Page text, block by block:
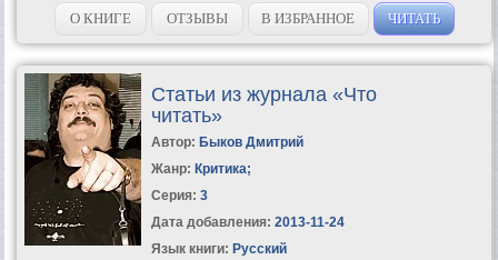
О КНИГЕ ОТЗЫВЫ В ИЗБРАННОЕ ЧИТАТЬ
Статьи из журнала «Что
читать»
Автор: Быков Дмитрий
Жанр: Критика;
Серия: 3
Дата добавления: 2013-11-24
Язык книги: Русский